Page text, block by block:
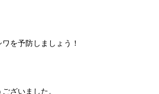
を予防しましょう！
ざいました。